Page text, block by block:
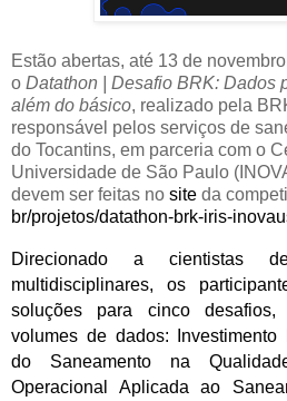
Estão abertas, até 13 de
o Datathon | Desafio BRK: Dados
além do básico, realizado pela
responsável pelos serviços de
do Tocantins, em parceria com o
Universidade de São Paulo
devem ser feitas no site da
br/projetos/datathon-brk-iris-
Direcionado a cientistas
multidisciplinares, os
soluções para cinco
volumes de dados: Investimento
do Saneamento na
Operacional Aplicada ao